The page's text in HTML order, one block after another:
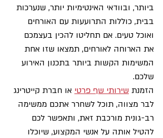
ביותר, ובוודאי האינטימיות יותר, שנערכות
בבית, כוללות התרועעות עם האורחים
ואוכל טעים. אם תחליטו להכין בעצמכם
את הארוחה לאורחים, תמצאו שזו אחת
המשימות הקשות ביותר בתכנון האירוע
שלכם.
הזמנת שירותי שף פרטי או חברת קייטרינג
לבר מצווה, תוכל לשחרר אתכם ממשימה
רב-גונית מורכבת זאת, ותאפשר לכם
להטיל אותה על אנשי המקצוע, שיוכלו